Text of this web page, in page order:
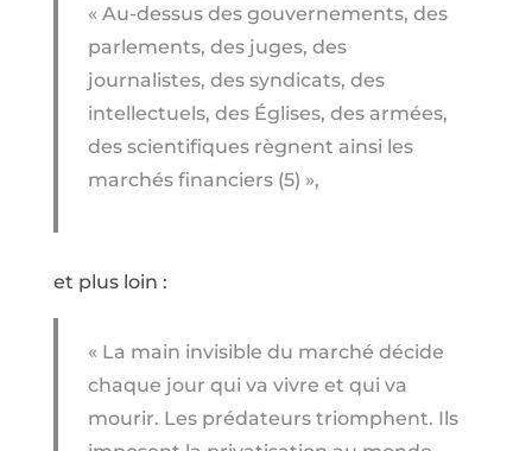
« Au-dessus des gouvernements, des
parlements, des juges, des
journalistes, des syndicats, des
intellectuels, des Églises, des armées,
des scientifiques règnent ainsi les
marchés financiers (5) »,
et plus loin :
« La main invisible du marché décide
chaque jour qui va vivre et qui va
mourir. Les prédateurs triomphent. Ils